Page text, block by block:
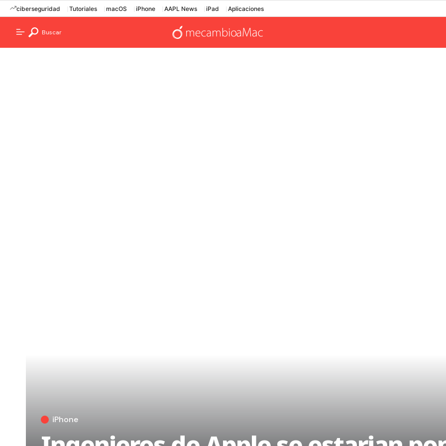
ciberseguridad Tutoriales macOS iPhone AAPL News iPad Aplicaciones
Buscar
iPhone